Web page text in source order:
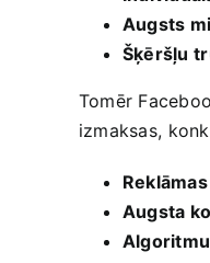
Augsts
Šķēršļu⁢
Tomēr‌
izmaksas,
Augsta